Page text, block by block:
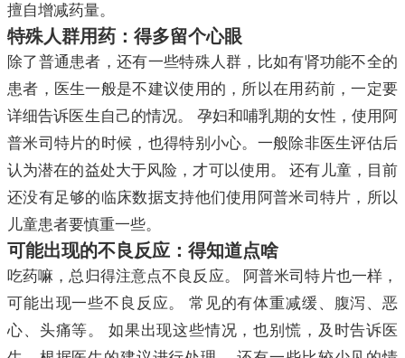
擅自增减药量。
特殊人群用药：得多留个心眼
除了普通患者，还有一些特殊人群，比如有肾功能不全的
患者，医生一般是不建议使用的，所以在用药前，一定要
详细告诉医生自己的情况。 孕妇和哺乳期的女性，使用阿
普米司特片的时候，也得特别小心。一般除非医生评估后
认为潜在的益处大于风险，才可以使用。 还有儿童，目前
还没有足够的临床数据支持他们使用阿普米司特片，所以
儿童患者要慎重一些。
可能出现的不良反应：得知道点啥
吃药嘛，总归得注意点不良反应。 阿普米司特片也一样，
可能出现一些不良反应。 常见的有体重减缓、腹泻、恶
心、头痛等。 如果出现这些情况，也别慌，及时告诉医